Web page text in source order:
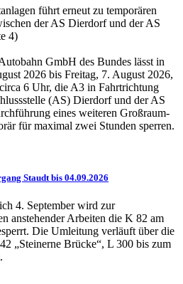
führt erneut zu temporären
der AS Dierdorf und der AS
4)
GmbH des Bundes lässt in
2026 bis Freitag, 7. August 2026,
6 Uhr, die A3 in Fahrtrichtung
(AS) Dierdorf und der AS
eines weiteren Großraum-
für maximal zwei Stunden sperren.
Staudt bis 04.09.2026
4. September wird zur
anstehender Arbeiten die K 82 am
Die Umleitung verläuft über die
„Steinerne Brücke“, L 300 bis zum